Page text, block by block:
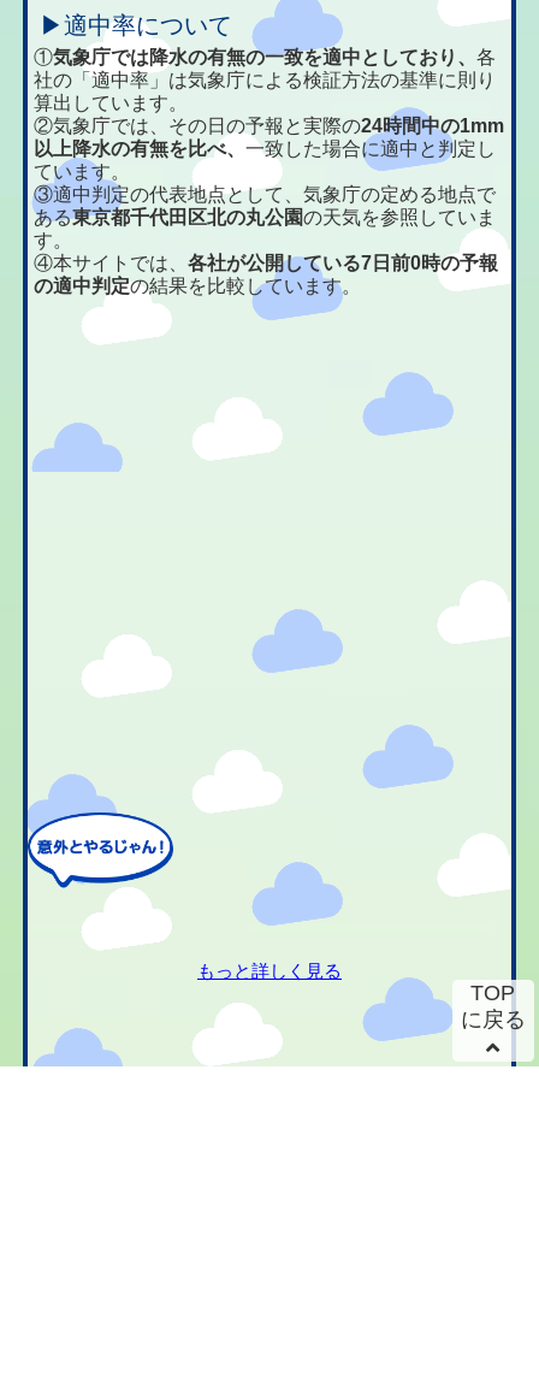
▶適中率について
①気象庁では降水の有無の一致を適中としており、各
社の「適中率」は気象庁による検証方法の基準に則り
算出しています。
②気象庁では、その日の予報と実際の24時間中の1mm
以上降水の有無を比べ、一致した場合に適中と判定し
ています。
③適中判定の代表地点として、気象庁の定める地点で
ある東京都千代田区北の丸公園の天気を参照していま
す。
④本サイトでは、各社が公開している7日前0時の予報
の適中判定の結果を比較しています。
もっと詳しく見る
TOP
に戻る